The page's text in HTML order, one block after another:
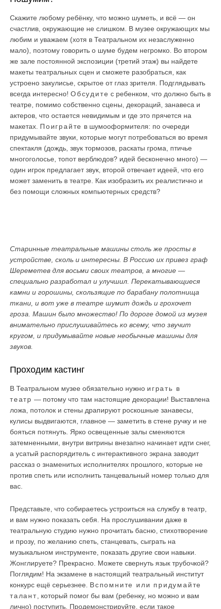
Скажите любому ребёнку, что можно шуметь, и всё — он
счастлив, окружающие не слишком. В музее окружающих мы
любим и уважаем (хотя в Театральном их незаслуженно
мало), поэтому говорить о шуме будем негромко. Во втором
же зале постоянной экспозиции (третий этаж) вы найдете
макеты театральных сцен и сможете разобраться, как
устроено закулисье, скрытое от глаз зрителя. Подглядывать
всегда интересно! Обсудите с ребенком, что должно быть в
театре, помимо собственно сцены, декораций, занавеса и
актеров, что остается невидимым и где это прячется на
макетах. Поиграйте в шумооформителя: по очереди
придумывайте звуки, которые могут потребоваться во время
спектакля (дождь, звук тормозов, раскаты грома, птичье
многоголосье, топот верблюдов? идей бесконечно много) —
один игрок предлагает звук, второй отвечает идеей, что его
может заменить в театре. Как изобразить их реалистично и
без помощи сложных компьютерных средств?
Старинные театральные машины столь же просты в
устройстве, сколь и интересны. В Россию их привез граф
Шереметев для восьми своих театров, а многие —
специально разработал и улучшил. Перекатывающиеся
камни и горошины, скользящие по барабану полотнища
ткани, и вот уже в театре шумит дождь и грохочет
гроза. Машин было множество! По дороге домой из музея
внимательно прислушивайтесь ко всему, что звучит
кругом, и придумывайте новые необычные машины для
звуков.
Проходим кастинг
В Театральном музее обязательно нужно играть в
театр — потому что там настоящие декорации! Выставлена
ложа, потолок и стены драпируют роскошные занавесы,
кулисы выдвигаются, главное — заметить в стене ручку и не
бояться потянуть. Ярко освещенные залы сменяются
затемненными, внутри витрины внезапно начинает идти снег,
а усатый распорядитель с интерактивного экрана заводит
рассказ о знаменитых исполнителях прошлого, которые не
против спеть или исполнить танцевальный номер только для
вас.
Представьте, что собираетесь устроиться на службу в театр,
и вам нужно показать себя. На прослушивании даже в
театральную студию нужно прочитать басню, стихотворение
и прозу, по желанию спеть, станцевать, сыграть на
музыкальном инструменте, показать другие свои навыки.
Жонглируете? Прекрасно. Можете свернуть язык трубочкой?
Поглядим! На экзамене в настоящий театральный институт
конкурс ещё серьезнее. Вспомните или придумайте
талант , который помог бы вам (ребенку, но можно и вам
лично) поступить. Продемонстрируйте, если такое